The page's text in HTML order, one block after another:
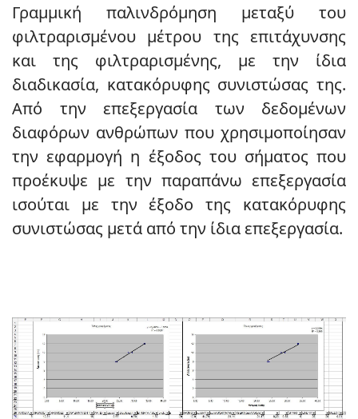
Γραμμική παλινδρόμηση μεταξύ του
φιλτραρισμένου μέτρου της επιτάχυνσης
και της φιλτραρισμένης, με την ίδια
διαδικασία, κατακόρυφης συνιστώσας της.
Από την επεξεργασία των δεδομένων
διαφόρων ανθρώπων που χρησιμοποίησαν
την εφαρμογή η έξοδος του σήματος που
προέκυψε με την παραπάνω επεξεργασία
ισούται με την έξοδο της κατακόρυφης
συνιστώσας μετά από την ίδια επεξεργασία.